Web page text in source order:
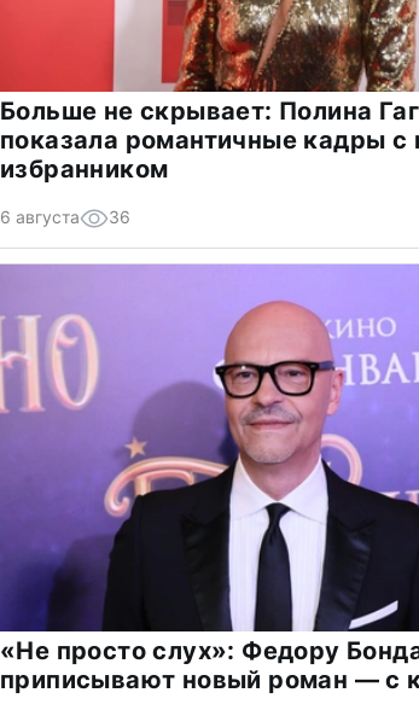
Больше не скрывает: Полина
показала романтичные кадры с
избранником
6 августа 36
«Не просто слух»: Федору
приписывают новый роман — с